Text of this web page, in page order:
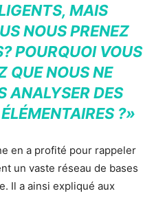
MAIS
NOUS PRENEZ
POURQUOI VOUS
QUE NOUS NE
ANALYSER DES
?»
en a profité pour rappeler
un vaste réseau de bases
Il a ainsi expliqué aux